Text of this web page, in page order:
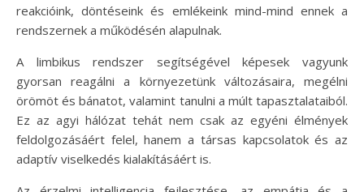
reakcióink, döntéseink és emlékeink mind-mind ennek a
rendszernek a működésén alapulnak.
A limbikus rendszer segítségével képesek vagyunk
gyorsan reagálni a környezetünk változásaira, megélni
örömöt és bánatot, valamint tanulni a múlt tapasztalataiból.
Ez az agyi hálózat tehát nem csak az egyéni élmények
feldolgozásáért felel, hanem a társas kapcsolatok és az
adaptív viselkedés kialakításáért is.